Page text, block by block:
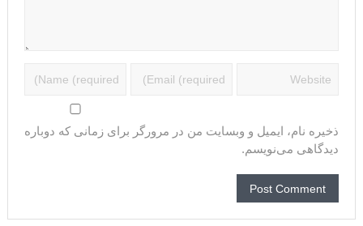
ذخیره نام، ایمیل و وبسایت من در مرورگر برای زمانی که دوباره
دیدگاهی می‌نویسم.